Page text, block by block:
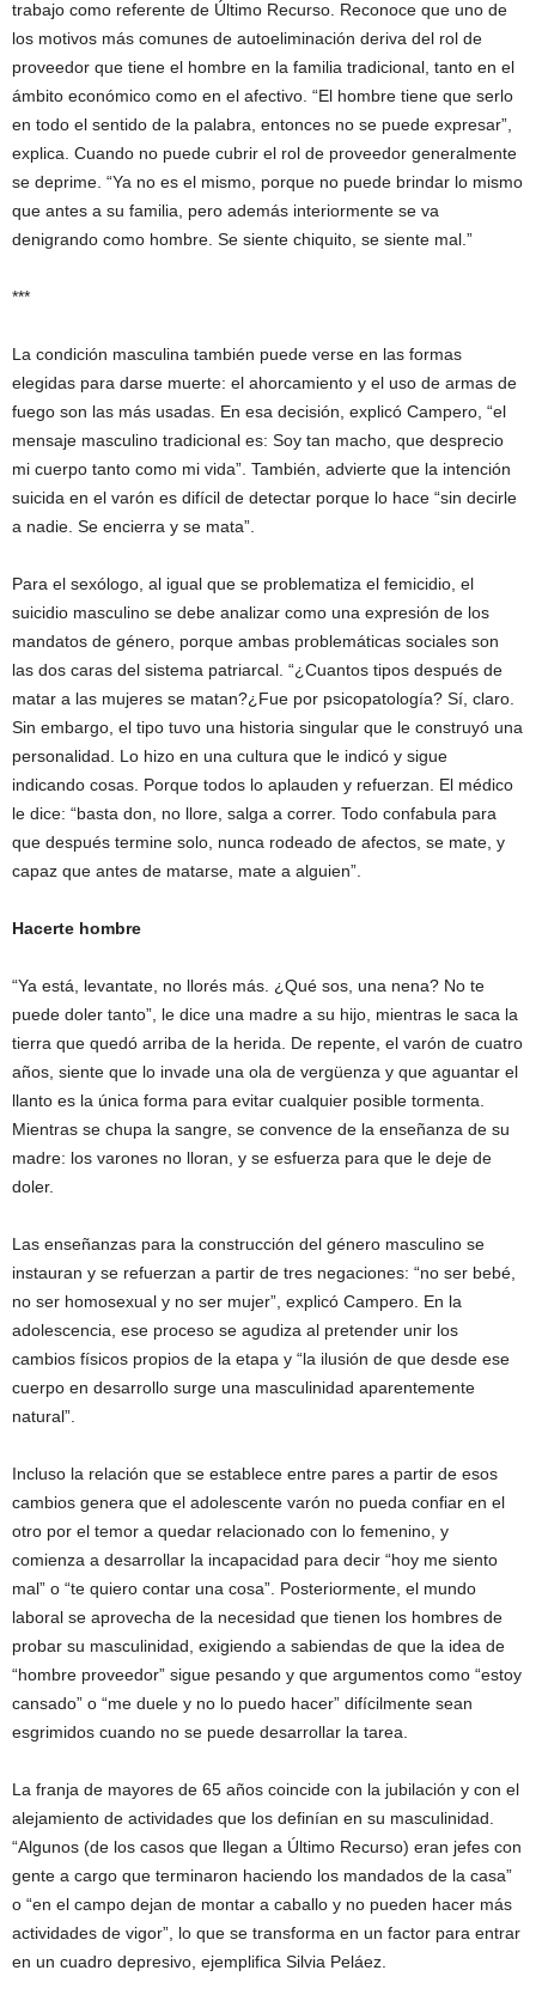
trabajo como referente de Último Recurso. Reconoce que uno de
los motivos más comunes de autoeliminación deriva del rol de
proveedor que tiene el hombre en la familia tradicional, tanto en el
ámbito económico como en el afectivo. “El hombre tiene que serlo
en todo el sentido de la palabra, entonces no se puede expresar”,
explica. Cuando no puede cubrir el rol de proveedor generalmente
se deprime. “Ya no es el mismo, porque no puede brindar lo mismo
que antes a su familia, pero además interiormente se va
denigrando como hombre. Se siente chiquito, se siente mal.”
***
La condición masculina también puede verse en las formas
elegidas para darse muerte: el ahorcamiento y el uso de armas de
fuego son las más usadas. En esa decisión, explicó Campero, “el
mensaje masculino tradicional es: Soy tan macho, que desprecio
mi cuerpo tanto como mi vida”. También, advierte que la intención
suicida en el varón es difícil de detectar porque lo hace “sin decirle
a nadie. Se encierra y se mata”.
Para el sexólogo, al igual que se problematiza el femicidio, el
suicidio masculino se debe analizar como una expresión de los
mandatos de género, porque ambas problemáticas sociales son
las dos caras del sistema patriarcal. “¿Cuantos tipos después de
matar a las mujeres se matan?¿Fue por psicopatología? Sí, claro.
Sin embargo, el tipo tuvo una historia singular que le construyó una
personalidad. Lo hizo en una cultura que le indicó y sigue
indicando cosas. Porque todos lo aplauden y refuerzan. El médico
le dice: “basta don, no llore, salga a correr. Todo confabula para
que después termine solo, nunca rodeado de afectos, se mate, y
capaz que antes de matarse, mate a alguien”.
Hacerte hombre
“Ya está, levantate, no llorés más. ¿Qué sos, una nena? No te
puede doler tanto”, le dice una madre a su hijo, mientras le saca la
tierra que quedó arriba de la herida. De repente, el varón de cuatro
años, siente que lo invade una ola de vergüenza y que aguantar el
llanto es la única forma para evitar cualquier posible tormenta.
Mientras se chupa la sangre, se convence de la enseñanza de su
madre: los varones no lloran, y se esfuerza para que le deje de
doler.
Las enseñanzas para la construcción del género masculino se
instauran y se refuerzan a partir de tres negaciones: “no ser bebé,
no ser homosexual y no ser mujer”, explicó Campero. En la
adolescencia, ese proceso se agudiza al pretender unir los
cambios físicos propios de la etapa y “la ilusión de que desde ese
cuerpo en desarrollo surge una masculinidad aparentemente
natural”.
Incluso la relación que se establece entre pares a partir de esos
cambios genera que el adolescente varón no pueda confiar en el
otro por el temor a quedar relacionado con lo femenino, y
comienza a desarrollar la incapacidad para decir “hoy me siento
mal” o “te quiero contar una cosa”. Posteriormente, el mundo
laboral se aprovecha de la necesidad que tienen los hombres de
probar su masculinidad, exigiendo a sabiendas de que la idea de
“hombre proveedor” sigue pesando y que argumentos como “estoy
cansado” o “me duele y no lo puedo hacer” difícilmente sean
esgrimidos cuando no se puede desarrollar la tarea.
La franja de mayores de 65 años coincide con la jubilación y con el
alejamiento de actividades que los definían en su masculinidad.
“Algunos (de los casos que llegan a Último Recurso) eran jefes con
gente a cargo que terminaron haciendo los mandados de la casa”
o “en el campo dejan de montar a caballo y no pueden hacer más
actividades de vigor”, lo que se transforma en un factor para entrar
en un cuadro depresivo, ejemplifica Silvia Peláez.